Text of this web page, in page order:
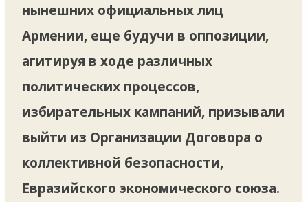
нынешних официальных лиц
Армении, еще будучи в оппозиции,
агитируя в ходе различных
политических процессов,
избирательных кампаний, призывали
выйти из Организации Договора о
коллективной безопасности,
Евразийского экономического союза.